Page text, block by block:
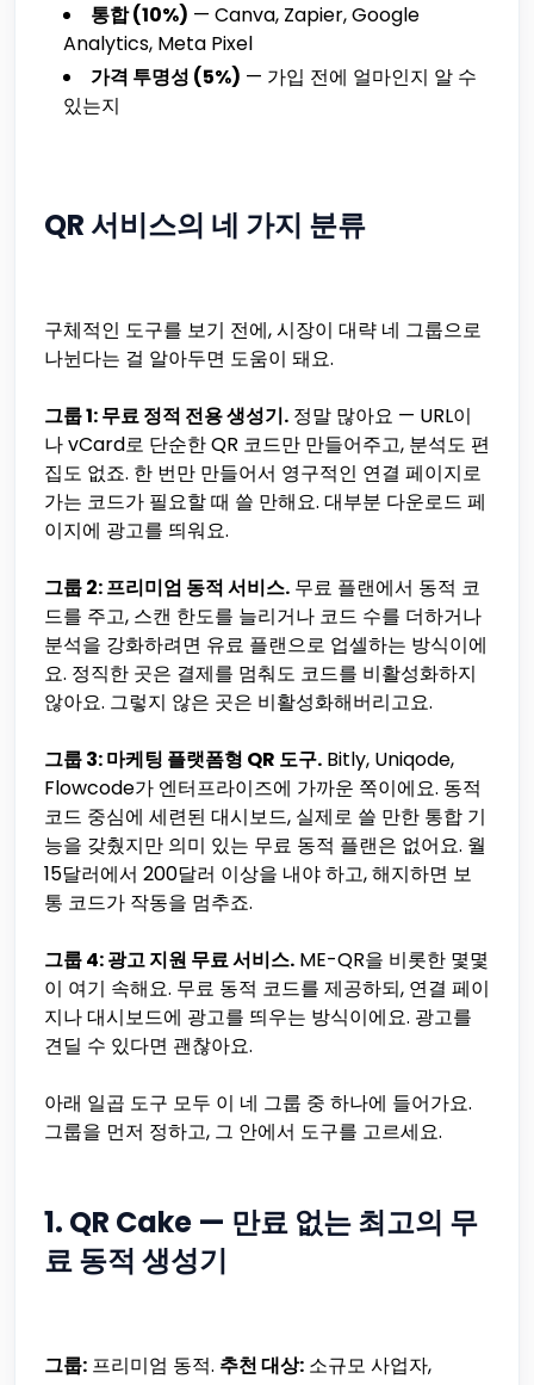
통합 (10%) — Canva, Zapier, Google
Analytics, Meta Pixel
가격 투명성 (5%) — 가입 전에 얼마인지 알 수
있는지
QR 서비스의 네 가지 분류
구체적인 도구를 보기 전에, 시장이 대략 네 그룹으로
나뉜다는 걸 알아두면 도움이 돼요.
그룹 1: 무료 정적 전용 생성기. 정말 많아요 — URL이
나 vCard로 단순한 QR 코드만 만들어주고, 분석도 편
집도 없죠. 한 번만 만들어서 영구적인 연결 페이지로
가는 코드가 필요할 때 쓸 만해요. 대부분 다운로드 페
이지에 광고를 띄워요.
그룹 2: 프리미엄 동적 서비스. 무료 플랜에서 동적 코
드를 주고, 스캔 한도를 늘리거나 코드 수를 더하거나
분석을 강화하려면 유료 플랜으로 업셀하는 방식이에
요. 정직한 곳은 결제를 멈춰도 코드를 비활성화하지
않아요. 그렇지 않은 곳은 비활성화해버리고요.
그룹 3: 마케팅 플랫폼형 QR 도구. Bitly, Uniqode,
Flowcode가 엔터프라이즈에 가까운 쪽이에요. 동적
코드 중심에 세련된 대시보드, 실제로 쓸 만한 통합 기
능을 갖췄지만 의미 있는 무료 동적 플랜은 없어요. 월
15달러에서 200달러 이상을 내야 하고, 해지하면 보
통 코드가 작동을 멈추죠.
그룹 4: 광고 지원 무료 서비스. ME-QR을 비롯한 몇몇
이 여기 속해요. 무료 동적 코드를 제공하되, 연결 페이
지나 대시보드에 광고를 띄우는 방식이에요. 광고를
견딜 수 있다면 괜찮아요.
아래 일곱 도구 모두 이 네 그룹 중 하나에 들어가요.
그룹을 먼저 정하고, 그 안에서 도구를 고르세요.
1. QR Cake — 만료 없는 최고의 무
료 동적 생성기
그룹: 프리미엄 동적. 추천 대상: 소규모 사업자,